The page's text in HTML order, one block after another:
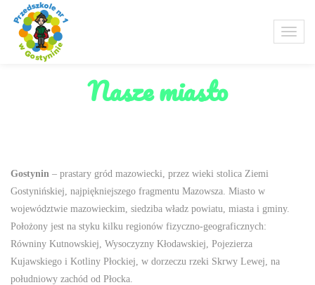
Nasze miasto
Gostynin – prastary gród mazowiecki, przez wieki stolica Ziemi
Gostynińskiej, najpiękniejszego fragmentu Mazowsza. Miasto w
województwie mazowieckim, siedziba władz powiatu, miasta i gminy.
Położony jest na styku kilku regionów fizyczno-geograficznych:
Równiny Kutnowskiej, Wysoczyzny Kłodawskiej, Pojezierza
Kujawskiego i Kotliny Płockiej, w dorzeczu rzeki Skrwy Lewej, na
południowy zachód od Płocka.